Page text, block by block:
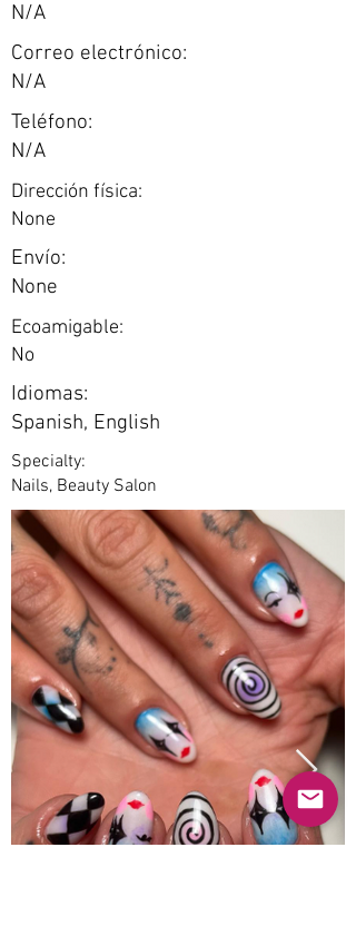
N/A
Correo electrónico:
N/A
Teléfono:
N/A
Dirección física:
None
Envío:
None
Ecoamigable:
No
Idiomas:
Spanish, English
Specialty:
Nails, Beauty Salon